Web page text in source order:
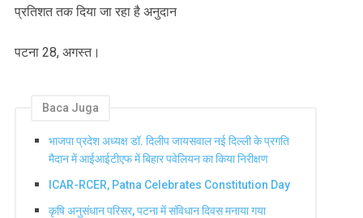
प्रतिशत तक दिया जा रहा है अनुदान
पटना 28, अगस्त।
Baca Juga
भाजपा प्रदेश अध्यक्ष डॉ. दिलीप जायसवाल नई दिल्ली के प्रगति
मैदान में आईआईटीएफ में बिहार पवेलियन का किया निरीक्षण
ICAR-RCER, Patna Celebrates Constitution Day
कृषि अनुसंधान परिसर, पटना में संविधान दिवस मनाया गया